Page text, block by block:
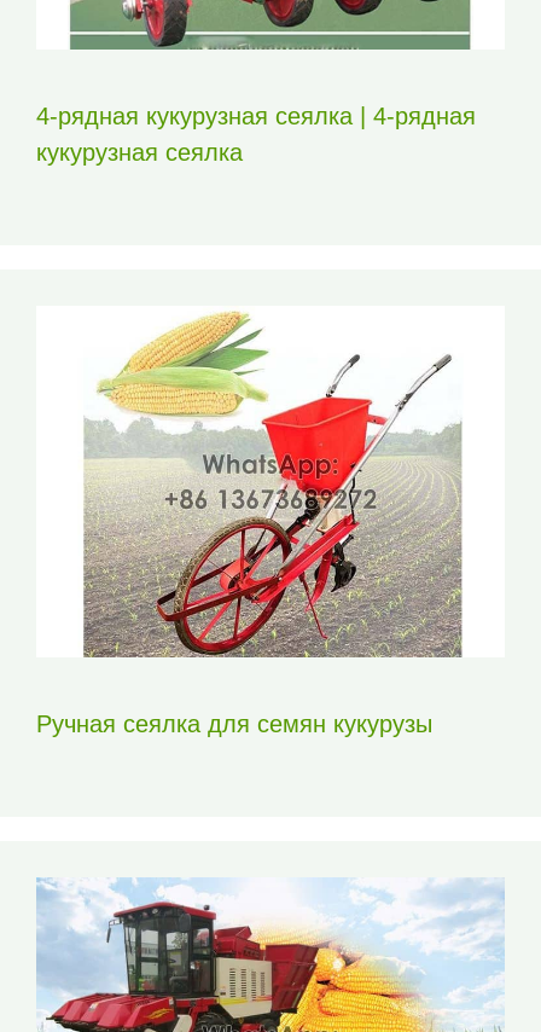
4-рядная кукурузная сеялка | 4-рядная
кукурузная сеялка
Ручная сеялка для семян кукурузы